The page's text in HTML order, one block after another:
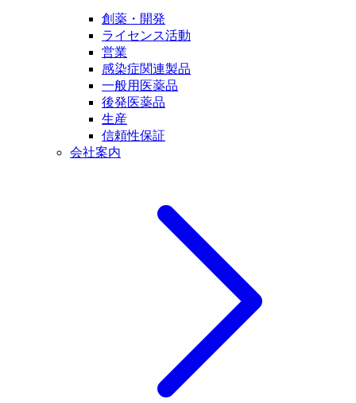
創薬・開発
ライセンス活動
営業
感染症関連製品
一般用医薬品
後発医薬品
生産
信頼性保証
会社案内